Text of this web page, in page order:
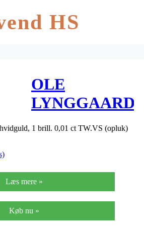
HS
OLE
LYNGGAARD
HEART
MED 1
BRILLANT,
OPLUK
1 brill. 0,01 ct TW.VS (opluk)
Læs mere »
Køb nu »